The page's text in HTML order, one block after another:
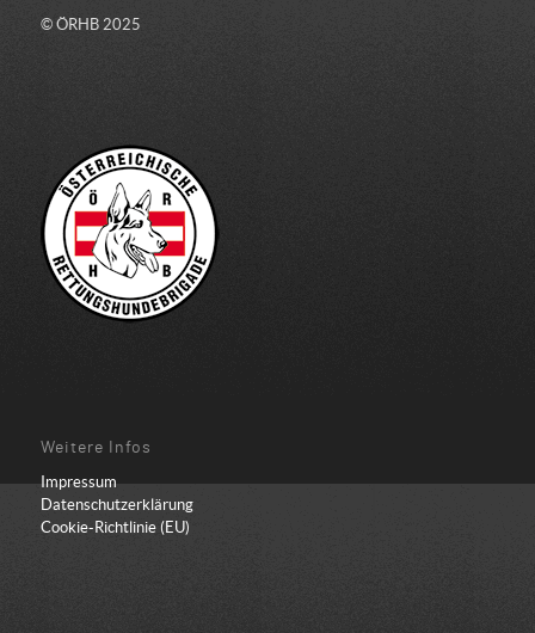
© ÖRHB 2025
Weitere Infos
Impressum
Datenschutzerklärung
Cookie-Richtlinie (EU)